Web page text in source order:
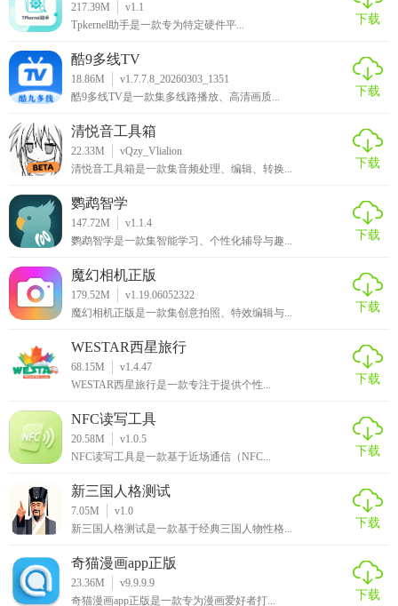
217.39M
v1.1
Tpkernel助手是一款专为特定硬件平...
下载
酷9多线TV
18.86M
v1.7.7.8_20260303_1351
酷9多线TV是一款集多线路播放、高清画质...
下载
清悦音工具箱
22.33M
vQzy_Vlialion
清悦音工具箱是一款集音频处理、编辑、转换...
下载
鹦鹉智学
147.72M
v1.1.4
鹦鹉智学是一款集智能学习、个性化辅导与趣...
下载
魔幻相机正版
179.52M
v1.19.06052322
魔幻相机正版是一款集创意拍照、特效编辑与...
下载
WESTAR西星旅行
68.15M
v1.4.47
WESTAR西星旅行是一款专注于提供个性...
下载
NFC读写工具
20.58M
v1.0.5
NFC读写工具是一款基于近场通信（NFC...
下载
新三国人格测试
7.05M
v1.0
新三国人格测试是一款基于经典三国人物性格...
下载
奇猫漫画app正版
23.36M
v9.9.9.9
奇猫漫画app正版是一款专为漫画爱好者打...
下载